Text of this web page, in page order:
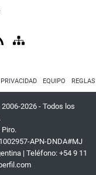
PRIVACIDAD EQUIPO
2026 - Todos los
APN-DNDA#MJ
| Teléfono: +54 9 11